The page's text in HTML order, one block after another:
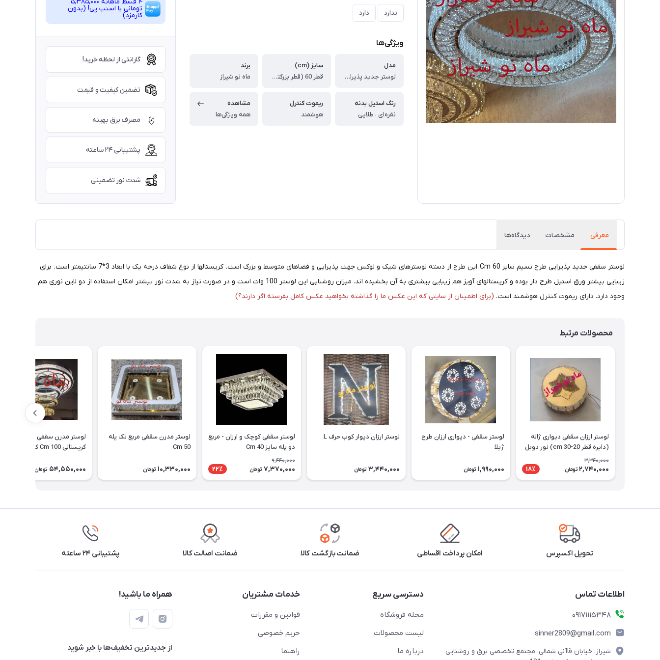
ندارد دارد
ویژگی‌ها
مدل
لوستر جدید پذیرایی طرح نسیم سایز Cm 60
سایز (cm)
قطر 60 (قطر بزرگتر سفارشی)
برند
ماه نو شیراز
رنگ استیل بدنه
نقره‌ای ، طلایی
ریموت کنترل
هوشمند
مشاهده
همه ویژگی‌ها
تومانی با اسنپ ‌پی! (بدون
کارمزد)
گارانتی از لحظه خرید!
تضمین کیفیت و قیمت
مصرف برق بهینه
پشتیبانی ۲۴ ساعته
شدت نور تضمینی
معرفی مشخصات دیدگاه‌ها
لوستر سقفی جدید پذیرایی طرح نسیم سایز Cm 60 این طرح از دسته لوسترهای شیک و لوکس جهت پذیرایی و فضاهای متوسط و بزرگ است. کریستالها از نوع شفاف درجه یک با ابعاد 3*7 سانتیمتر است. برای
زیبایی بیشتر ورق استیل طرح دار بوده و کریستالهای آویز هم زیبایی بیشتری به آن بخشیده اند. میزان روشنایی این لوستر 100 وات است و در صورت نیاز به شدت نور بیشتر امکان استفاده از دو لاین نوری هم
وجود دارد. دارای ریموت کنترل هوشمند است. (برای اطمینان از سایتی که این عکس ما را گذاشته بخواهید عکس کامل بفرسته اگر دارند؟)
محصولات مرتبط
لوستر ارزان سقفی دیواری ژاله
(دایره قطر 20-30 cm) نور دوبل
3,340,000
2,740,000 تومان 18٪
لوستر سقفی - دیواری ارزان طرح
ژیلا
1,990,000 تومان
لوستر ارزان دیوار کوب حرف L
3,440,000 تومان
لوستر سقفی کوچک و ارزان - مربع
دو پله سایز Cm 40
9,440,000
7,370,000 تومان 22٪
لوستر مدرن سقفی مربع تک پله
50 Cm
10,330,000 تومان
لوستر مدرن سقفی - آویزی
کریستالی 100 Cm کد 3_441
54,550,000 تومان
تحویل اکسپرس امکان پرداخت اقساطی ضمانت بازگشت کالا ضمانت اصالت کالا پشتیبانی ۲۴ ساعته
اطلاعات تماس
09171115348
sinner2809@gmail.com
شیراز، خیابان قاآنی شمالی، مجتمع تخصصی برق و روشنایی
دسترسی سریع
مجله فروشگاه
لیست محصولات
درباره ما
خدمات مشتریان
قوانین و مقررات
حریم خصوصی
راهنما
همراه ما باشید!
از جدید‌ترین تخفیف‌ها با‌ خبر شوید